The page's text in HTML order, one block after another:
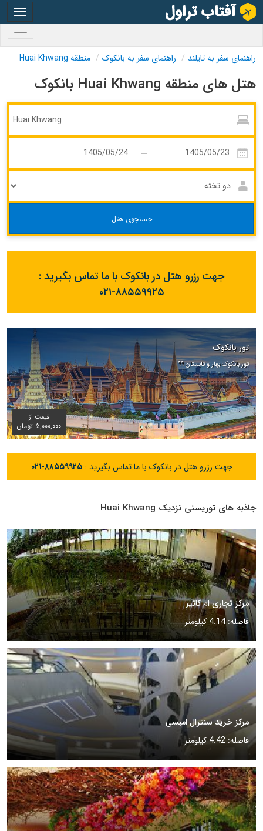
راهنمای سفر به تایلند راهنمای سفر به بانکوک منطقه Huai Khwang
هتل های منطقه Huai Khwang بانکوک
جستجوی هتل
جهت رزرو هتل در بانکوک با ما تماس بگیرید :
۰۲۱-۸۸۵۵۹۹۲۵
تور بانکوک
تور بانکوک بهار و تابستان ۹۹
قیمت از
۵,۰۰۰,۰۰۰ تومان
جهت رزرو هتل در بانکوک با ما تماس بگیرید :۰۲۱-۸۸۵۵۹۹۲۵
جاذبه های توریستی نزدیک Huai Khwang
مرکز تجاری ام کاتیر
فاصله: 4.14 کیلومتر
مرکز خرید سنترال امبسی
فاصله: 4.42 کیلومتر